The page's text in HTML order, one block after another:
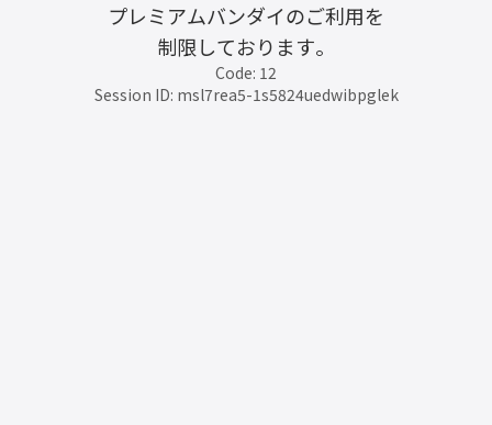
プレミアムバンダイのご利用を
制限しております。
Code: 12
Session ID: msl7rea5-1s5824uedwibpglek